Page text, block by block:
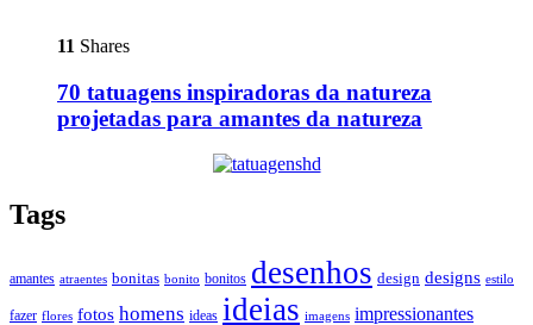
11 Shares
70 tatuagens inspiradoras da natureza
projetadas para amantes da natureza
Tags
amantes atraentes bonitas bonito bonitos desenhos design designs estilo
fazer flores fotos homens ideas ideias imagens impressionantes